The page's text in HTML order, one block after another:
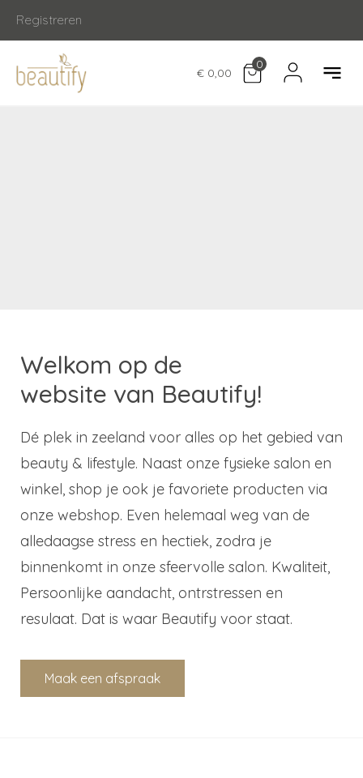
Registreren
0
€ 0,00
Welkom op de
website van Beautify!
Dé plek in zeeland voor alles op het gebied van
beauty & lifestyle. Naast onze fysieke salon en
winkel, shop je ook je favoriete producten via
onze webshop. Even helemaal weg van de
alledaagse stress en hectiek, zodra je
binnenkomt in onze sfeervolle salon. Kwaliteit,
Persoonlijke aandacht, ontrstressen en
resulaat. Dat is waar Beautify voor staat.
Maak een afspraak